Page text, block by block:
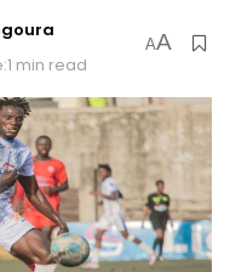
min read
AA